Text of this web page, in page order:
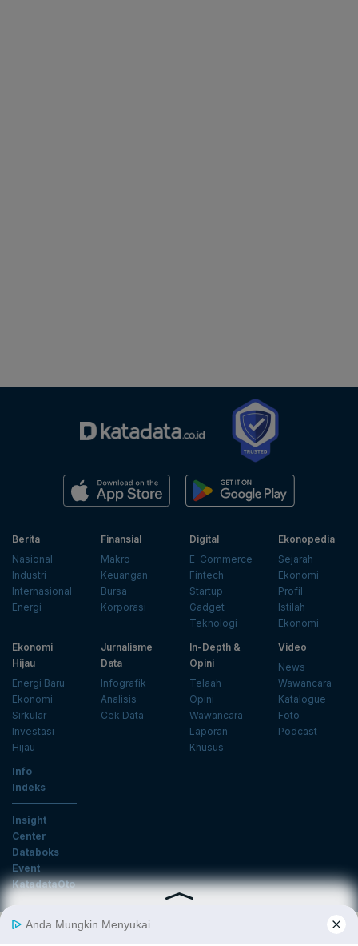
Berita
Nasional
Industri
Internasional
Energi
Finansial
Makro
Keuangan
Bursa
Korporasi
Digital
E-Commerce
Fintech
Startup
Gadget
Teknologi
Ekonopedia
Sejarah
Ekonomi
Profil
Istilah
Ekonomi
Ekonomi
Hijau
Energi Baru
Ekonomi
Sirkular
Investasi
Hijau
Jurnalisme
Data
Infografik
Analisis
Cek Data
In-Depth &
Opini
Telaah
Opini
Wawancara
Laporan
Khusus
Video
News
Wawancara
Katalogue
Foto
Podcast
Info
Indeks
Insight
Center
Databoks
Event
KatadataOto
Langganan Newsletter